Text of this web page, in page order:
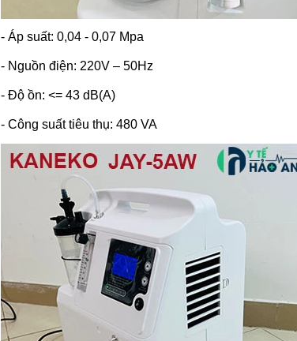
- Áp suất: 0,04 - 0,07 Mpa
- Nguồn điện: 220V – 50Hz
- Độ ồn: <= 43 dB(A)
- Công suất tiêu thụ: 480 VA